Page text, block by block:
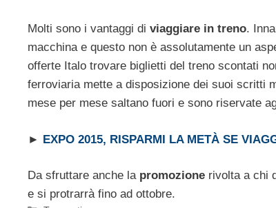
Molti sono i vantaggi di viaggiare in treno.
macchina e questo non è assolutamente un
offerte Italo trovare biglietti del treno scontati
ferroviaria mette a disposizione dei suoi scritti
mese per mese saltano fuori e sono riservate
► EXPO 2015, RISPARMI LA METÀ SE
Da sfruttare anche la promozione rivolta a chi
e si protrarrà fino ad ottobre.